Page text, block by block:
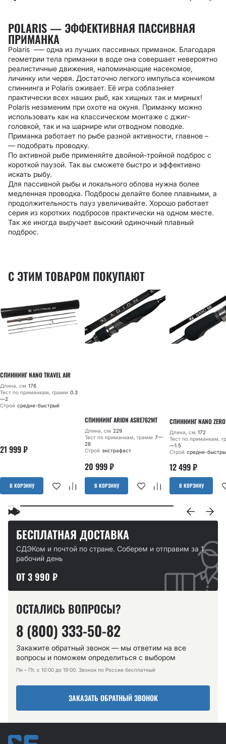
POLARIS — ЭФФЕКТИВНАЯ ПАССИВНАЯ
ПРИМАНКА
Polaris –— одна из лучших пассивных приманок. Благодаря
геометрии тела приманки в воде она совершает невероятно
реалистичные движения, напоминающие насекомое,
личинку или червя. Достаточно легкого импульса кончиком
спиннинга и Polaris оживает. Её игра соблазняет
практически всех наших рыб, как хищных так и мирных!
Polaris незаменим при охоте на окуня. Приманку можно
использовать как на классическом монтаже с джиг-
головкой, так и на шарнире или отводном поводке.
Приманка работает по рыбе разной активности, главное –
— подобрать проводку.
По активной рыбе применяйте двойной-тройной подброс с
короткой паузой. Так вы сможете быстро и эффективно
искать рыбу.
Для пассивной рыбы и локального облова нужна более
медленная проводка. Подбросы делайте более плавными, а
продолжительность пауз увеличивайте. Хорошо работает
серия из коротких подбросов практически на одном месте.
Так же иногда выручает высокий одиночный плавный
подброс.
С ЭТИМ ТОВАРОМ ПОКУПАЮТ
СПИННИНГ NANO TRAVEL AIR
Длина, см 176
Тест по приманкам, грамм 0.3
—2
Строй средне-быстрый
21 999₽
В КОРЗИНУ
СПИННИНГ ARION ASRE762MT
Длина, см 229
Тест по приманкам, грамм 7—
28
Строй экстрафаст
20 999₽
В КОРЗИНУ
СПИННИНГ NANO ZERO
Длина, см 172
Тест по приманкам,
—1.5
Строй средне-
12 499₽
В КОРЗИНУ
БЕСПЛАТНАЯ ДОСТАВКА
СДЭКом и почтой по стране. Соберем и отправим за 1
рабочий день
ОТ 3 990 ₽
ОСТАЛИСЬ ВОПРОСЫ?
8 (800) 333-50-82
Закажите обратный звонок — мы ответим на все
вопросы и поможем определиться с выбором
Пн – Пт, с 10:00 до 19:00. Звонок по России бесплатный
ЗАКАЗАТЬ ОБРАТНЫЙ ЗВОНОК